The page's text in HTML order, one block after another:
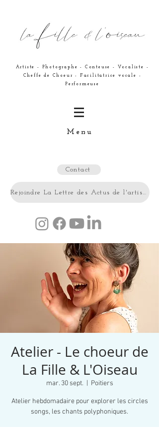
Artiste - Photographe - Conteuse - Vocaliste -
Cheffe de Choeur - Facilitatrice vocale -
Performeuse
Menu
Contact
Rejoindre La Lettre des Actus de l'artiste
Atelier - Le choeur de
La Fille & L'Oiseau
mar. 30 sept. Poitiers
Atelier hebdomadaire pour explorer les circles
songs, les chants polyphoniques.